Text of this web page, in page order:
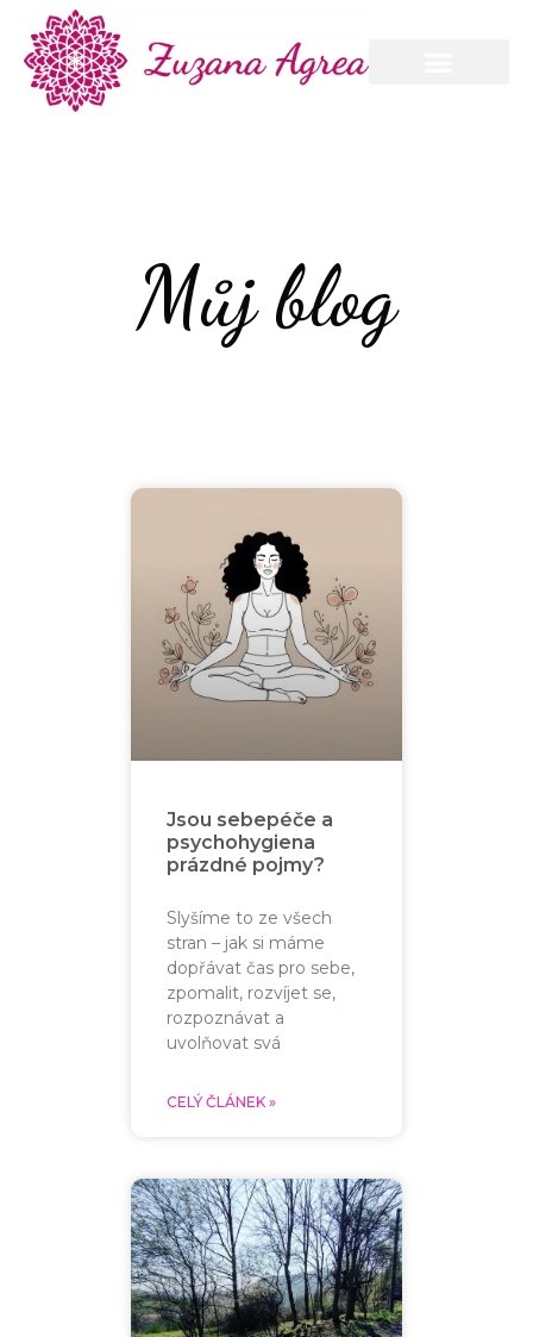
Můj blog
Jsou sebepéče a
psychohygiena
prázdné pojmy?
Slyšíme to ze všech
stran – jak si máme
dopřávat čas pro sebe,
zpomalit, rozvíjet se,
rozpoznávat a
uvolňovat svá
CELÝ ČLÁNEK »